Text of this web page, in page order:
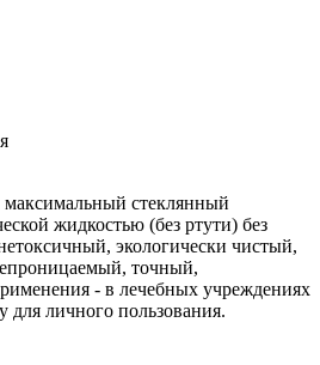
стеклянный
жидкостью (без ртути) без
экологически чистый,
точный,
- в лечебных учреждениях
для личного пользования.